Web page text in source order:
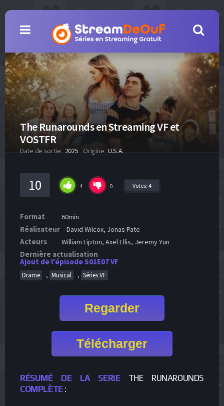
The Runarounds en Streaming VF et
VOSTFR
Date de sortie: 2025 Origine U.S.A.
10 4 0 Votes: 4
Format 60min
Réalisateur David Wilcox, Jonas Pate
Acteurs William Lipton, Axel Ellis, Jeremy Yun
Dernière actualisation
Ajout de l'épisode S01E07 VF
Drame , Musical , Séries VF
Regarder
Télécharger
RÉSUMÉ DE LA SERIETHE RUNAROUNDS
COMPLÈTE: